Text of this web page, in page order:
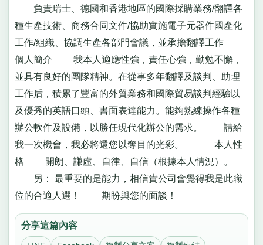
負責瑞士、德國和香港地區的國際採購業務/翻譯各
種生產技術、商務合同文件/協助實施電子元器件國產化
工作/組織、協調生產各部門會議，並承擔翻譯工作
個人簡介 我本人適應性強，責任心強，勤勉不懈，
並具有良好的團隊精神。在從事多年翻譯及談判、助理
工作后，積累了豐富的外貿業務和國際貿易談判經驗以
及優秀的英語口頭、書面表達能力。能夠熟練操作各種
辦公軟件及設備，以勝任現代化辦公的需求。 請給
我一次機會，我必將還您以奪目的光彩。 本人性
格 開朗、謙虛、自律、自信（根據本人情況）。
另： 最重要的是能力，相信貴公司會覺得我是此職
位的合適人選！ 期盼與您的面談！
分享這篇內容